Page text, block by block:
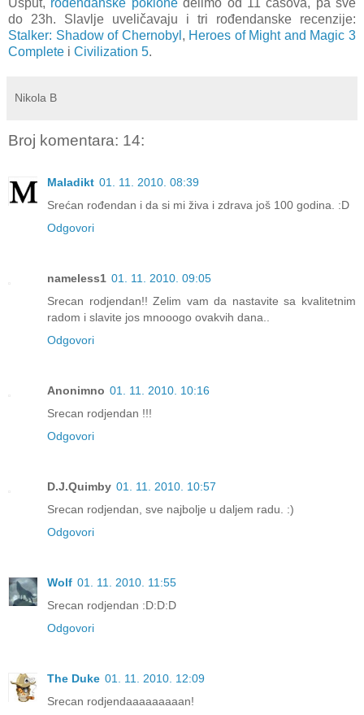
do 23h. Slavlje uveličavaju i tri rođendanske recenzije:
Stalker: Shadow of Chernobyl , Heroes of Might and Magic 3
Complete i Civilization 5.
Nikola B
Broj komentara: 14:
Maladikt 01. 11. 2010. 08:39
Srećan rođendan i da si mi živa i zdrava još 100 godina. :D
Odgovori
nameless1 01. 11. 2010. 09:05
Srecan rodjendan!! Zelim vam da nastavite sa kvalitetnim
radom i slavite jos mnooogo ovakvih dana..
Odgovori
Anonimno 01. 11. 2010. 10:16
Srecan rodjendan !!!
Odgovori
D.J.Quimby 01. 11. 2010. 10:57
Srecan rodjendan, sve najbolje u daljem radu. :)
Odgovori
Wolf 01. 11. 2010. 11:55
Srecan rodjendan :D:D:D
Odgovori
The Duke 01. 11. 2010. 12:09
Srecan rodjendaaaaaaaaan!